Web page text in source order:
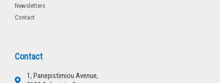
Newsletters
Contact
Contact
1, Panepistimiou Avenue,